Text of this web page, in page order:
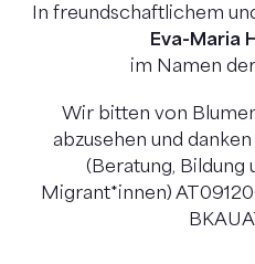
In freundschaftlichem
Eva-Maria
im Namen
Wir bitten von
abzusehen und
(Beratung, Bildung
Migrant*innen)